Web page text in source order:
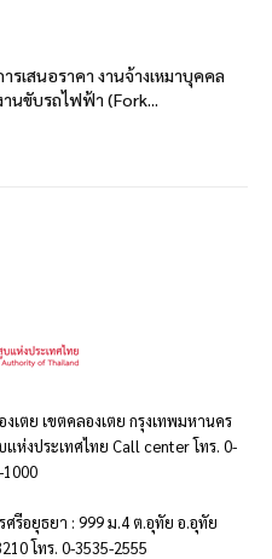
รเสนอราคา งานจ้างเหมาบุคคล
นขับรถไฟฟ้า (Fork...
เตย เขตคลองเตย กรุงเทพมหานคร
ห่งประเทศไทย Call center โทร. 0-
1000
รีอยุธยา : 999 ม.4 ต.อุทัย อ.อุทัย
โทร. 0-3535-2555